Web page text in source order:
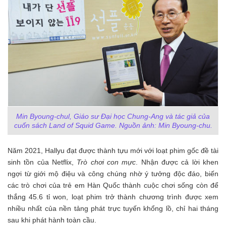
Min Byoung-chul, Giáo sư Đại học Chung-Ang và tác giả của
cuốn sách Land of Squid Game. Nguồn ảnh: Min Byoung-chu.
Năm 2021, Hallyu đạt được thành tựu mới với loạt phim gốc đề tài
sinh tồn của Netflix, Trò chơi con mực . Nhận được cả lời khen
ngợi từ giới mộ điệu và công chúng nhờ ý tưởng độc đáo, biến
các trò chơi của trẻ em Hàn Quốc thành cuộc chơi sống còn để
thắng 45.6 tỉ won, loạt phim trở thành chương trình được xem
nhiều nhất của nền tảng phát trực tuyến khổng lồ, chỉ hai tháng
sau khi phát hành toàn cầu.